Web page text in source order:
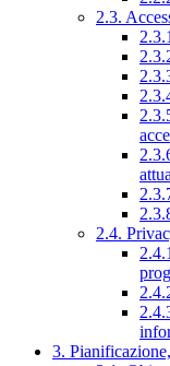
2.3.
2.4.
3.